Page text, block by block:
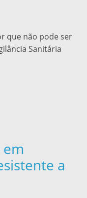
que não pode ser
Sanitária
a